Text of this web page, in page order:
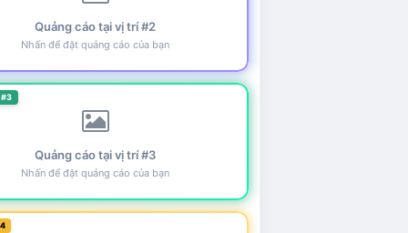
Quảng cáo tại vị trí #2
Nhấn để đặt quảng cáo của bạn
Quảng cáo tại vị trí #3
Nhấn để đặt quảng cáo của bạn